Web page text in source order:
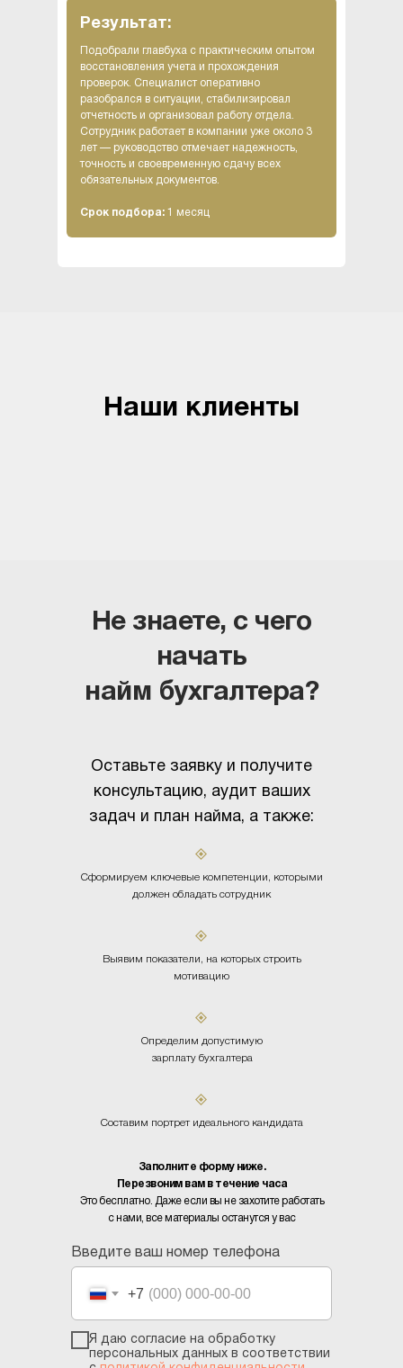
Подобрали главбуха с практическим опытом
восстановления учета и прохождения
проверок. Специалист оперативно
разобрался в ситуации, стабилизировал
отчетность и организовал работу отдела.
Сотрудник работает в компании уже около 3
лет — руководство отмечает надежность,
точность и своевременную сдачу всех
обязательных документов.
Срок подбора: 1 месяц
Результат:
Наши клиенты
Не знаете, с чего
начать
найм бухгалтера?
Заполните форму ниже.
Перезвоним вам в течение часа
Это бесплатно. Даже если вы не захотите работать
с нами, все материалы останутся у вас
Сформируем ключевые компетенции, которыми
должен обладать сотрудник
Составим портрет идеального кандидата
Выявим показатели, на которых строить
мотивацию
Определим допустимую
зарплату бухгалтера
Введите ваш номер телефона
+7
Я даю согласие на обработку
персональных данных в соответствии
Оставьте заявку и получите
консультацию, аудит ваших
задач и план найма, а также: